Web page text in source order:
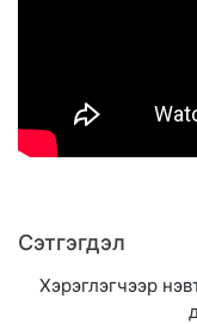
Сэтгэгдэл
Хэрэглэгчээр